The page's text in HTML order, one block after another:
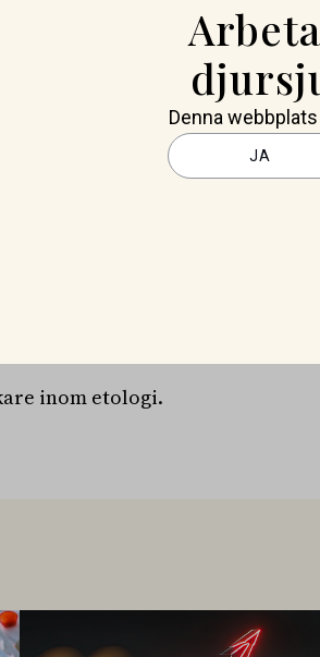
Svenska Kennelklubbens Kansli
och kommunikationsansvarig
inom etologi.
Denna
JA